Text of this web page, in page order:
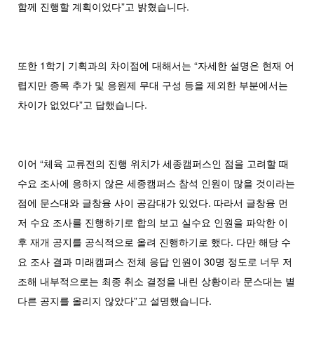
함께 진행할 계획이었다”고 밝혔습니다.
또한 1학기 기획과의 차이점에 대해서는 “자세한 설명은 현재 어
렵지만 종목 추가 및 응원제 무대 구성 등을 제외한 부분에서는
차이가 없었다”고 답했습니다.
이어 “체육 교류전의 진행 위치가 세종캠퍼스인 점을 고려할 때
수요 조사에 응하지 않은 세종캠퍼스 참석 인원이 많을 것이라는
점에 문스대와 글창융 사이 공감대가 있었다. 따라서 글창융 먼
저 수요 조사를 진행하기로 합의 보고 실수요 인원을 파악한 이
후 재개 공지를 공식적으로 올려 진행하기로 했다. 다만 해당 수
요 조사 결과 미래캠퍼스 전체 응답 인원이 30명 정도로 너무 저
조해 내부적으로는 최종 취소 결정을 내린 상황이라 문스대는 별
다른 공지를 올리지 않았다”고 설명했습니다.